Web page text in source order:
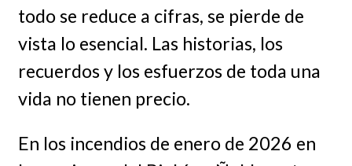
todo se reduce a cifras, se pierde de
vista lo esencial. Las historias, los
recuerdos y los esfuerzos de toda una
vida no tienen precio.
En los incendios de enero de 2026 en